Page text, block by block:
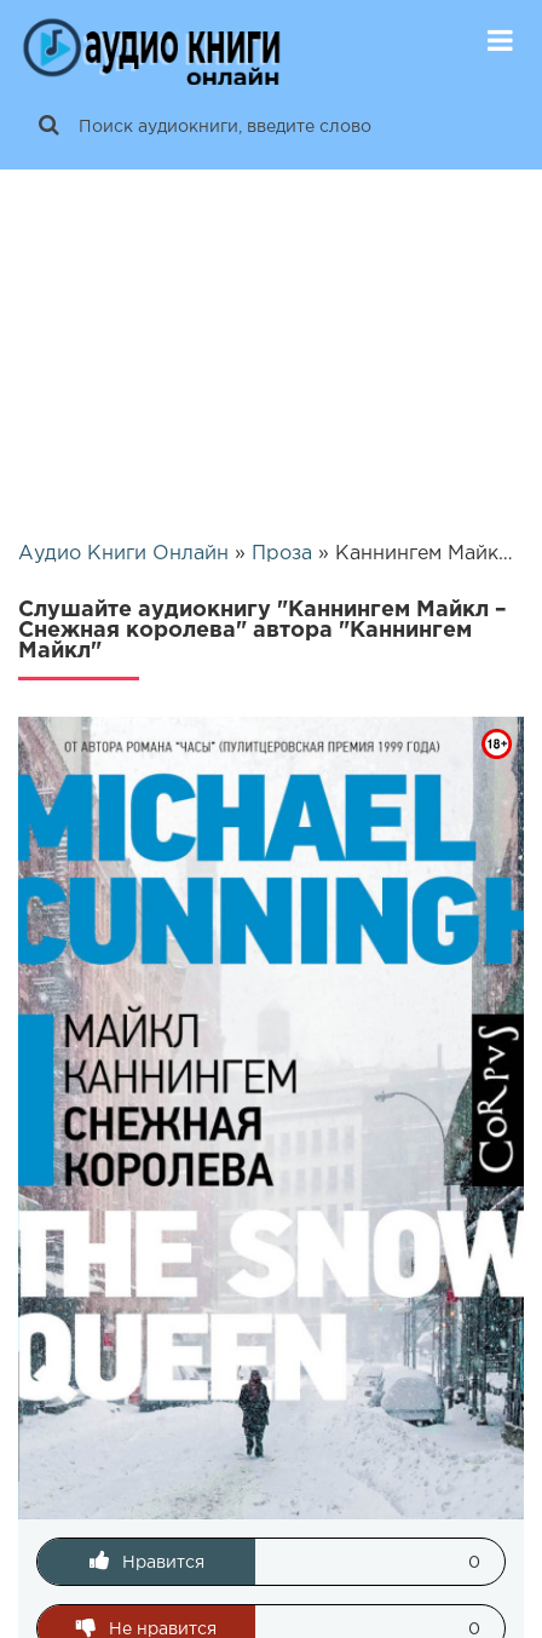
Аудио Книги Онлайн » Проза » Каннингем Майкл – Снежная королева | 26087
Слушайте аудиокнигу "Каннингем Майкл –
Снежная королева" автора "Каннингем
Майкл"
Нравится 0
Не нравится 0